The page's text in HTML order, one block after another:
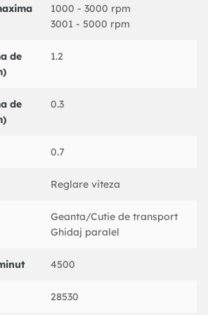
acustice: 100 dB(A), Incertitudine K=3
1000 - 3000 rpm
3001 - 5000 rpm
de
1.2
de
0.3
0.7
Reglare viteza
Geanta/Cutie de transport
Ghidaj paralel
4500
28530